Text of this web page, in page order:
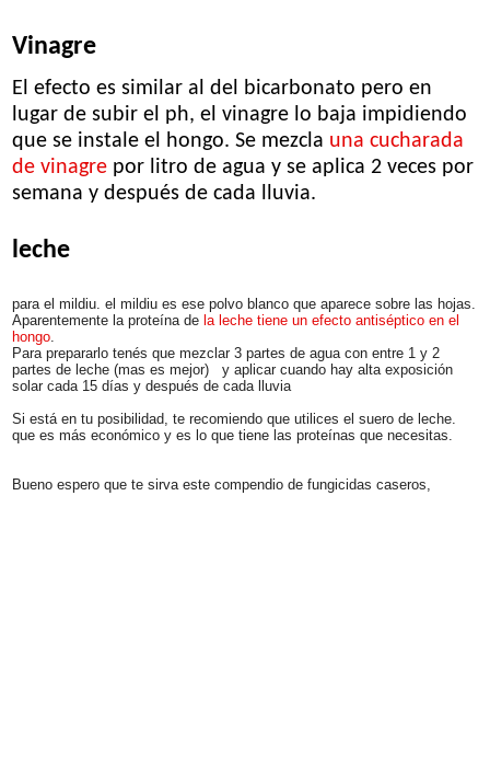
Vinagre
El efecto es similar al del bicarbonato pero en
lugar de subir el ph, el vinagre lo baja impidiendo
que se instale el hongo. Se mezcla una cucharada
de vinagre por litro de agua y se aplica 2 veces por
semana y después de cada lluvia.
leche
para el mildiu. el mildiu es ese polvo blanco que aparece sobre las hojas.
Aparentemente la proteína de la leche tiene un efecto antiséptico en el
hongo
Para prepararlo tenés que mezclar 3 partes de agua con entre 1 y 2
partes de leche (mas es mejor) y aplicar cuando hay alta exposición
solar cada 15 días y después de cada lluvia
Si está en tu posibilidad, te recomiendo que utilices el suero de leche.
que es más económico y es lo que tiene las proteínas que necesitas.
Bueno espero que te sirva este compendio de fungicidas caseros,